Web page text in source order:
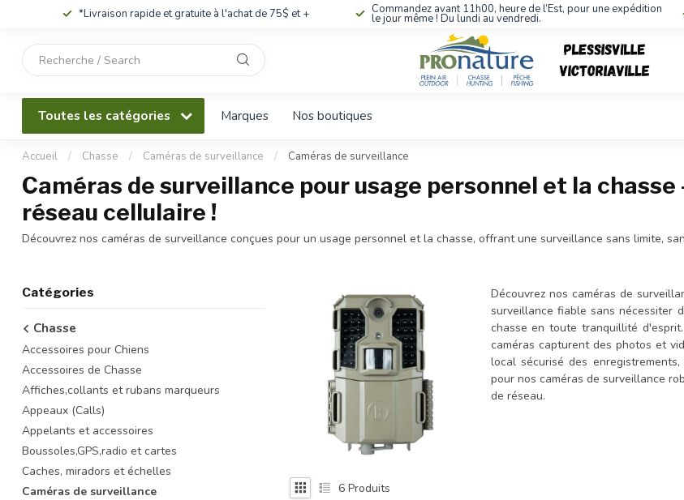
*Livraison rapide et gratuite à l'achat de 75$ et + Commandez avant 11h00, heure de l’Est, pour une expédition
le jour même ! Du lundi au vendredi.
et
pour
le
Appuyez
peuvent
Toutes les catégories Marques Nos boutiques
Accueil / Chasse / Caméras de surveillance / Caméras de surveillance
Caméras de surveillance pour usage personnel et la
réseau cellulaire !
Découvrez nos caméras de surveillance conçues pour un usage personnel et la chasse, offrant une surveillance sans limite,
Catégories
Chasse
Accessoires pour Chiens
Accessoires de Chasse
Affiches,collants et rubans marqueurs
Appeaux (Calls)
Appelants et accessoires
Boussoles,GPS,radio et cartes
Caches, miradors et échelles
Caméras de surveillance
Découvrez nos caméras de
surveillance fiable sans nécessiter
chasse en toute tranquillité
caméras capturent des photos et
local sécurisé des
pour nos caméras de surveillance
de réseau.
6 Produits